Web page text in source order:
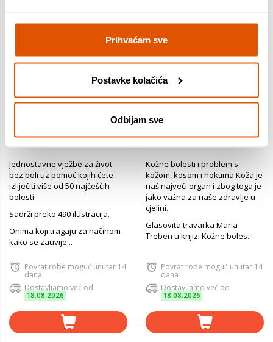
Prihvaćam sve
Postavke kolačića
Odbijam sve
Joga liječi, Tara Stiles
17,25 €
Jednostavne vježbe za život
bez boli uz pomoć kojih ćete
izliječiti više od 50 najčešćih
bolesti .
Sadrži preko 490 ilustracija.
Onima koji tragaju za načinom
kako se zauvije...
Povrat robe moguć unutar 14
dana
Dostavljamo već od
18.08.2026
Kožne bolesti, Maria
Treben
13,26 €
Kožne bolesti i problem s
kožom, kosom i noktima Koža je
naš najveći organ i zbog toga je
jako važna za naše zdravlje u
cjelini.
Glasovita travarka Maria
Treben u knjizi Kožne boles...
Povrat robe moguć unutar 14
dana
Dostavljamo već od
18.08.2026